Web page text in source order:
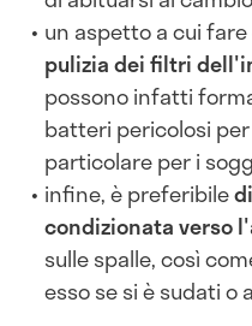
un aspetto a cui
pulizia dei filtri
possono infatti
batteri pericolosi
particolare per i
infine, è preferibile
condizionata verso
sulle spalle, così
esso se si è sudati o